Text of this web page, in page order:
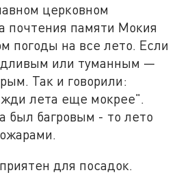
церковном
почтения памяти Мокия
погоды на все лето. Если
или туманным —
Так и говорили:
лета еще мокрее".
был багровым - то лето
для посадок.